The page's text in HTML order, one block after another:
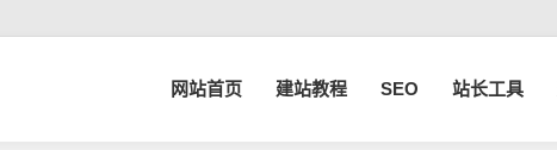
网站首页 建站教程 SEO 站长工具